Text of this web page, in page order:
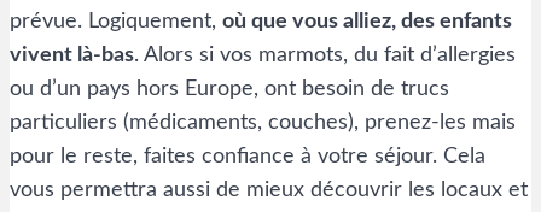
prévue. Logiquement, où que vous alliez, des enfants
vivent là-bas. Alors si vos marmots, du fait d’allergies
ou d’un pays hors Europe, ont besoin de trucs
particuliers (médicaments, couches), prenez-les mais
pour le reste, faites confiance à votre séjour. Cela
vous permettra aussi de mieux découvrir les locaux et